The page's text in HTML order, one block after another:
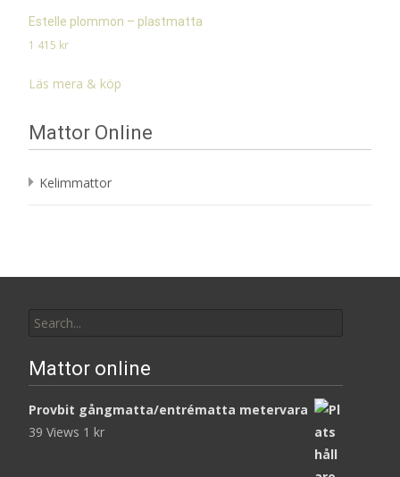
Estelle plommon – plastmatta
1 415 kr
Läs mera & köp
Mattor Online
Kelimmattor
for:
Mattor online
Provbit gångmatta/entrématta metervara
39 Views 1 kr